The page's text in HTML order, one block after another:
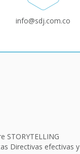
info@sdj.com.co
STORYTELLING
Directivas efectivas y